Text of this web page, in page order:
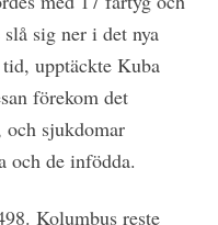
sig ner i det nya
upptäckte Kuba
förekom det
och sjukdomar
och de infödda.
Kolumbus reste